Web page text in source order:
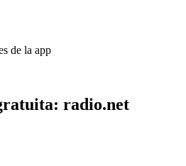
de la app
radio.net